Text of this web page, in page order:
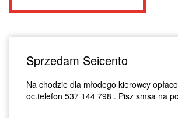
Sprzedam Seicento
Na chodzie dla młodego kierowcy
oc.telefon 537 144 798 . Pisz smsa na